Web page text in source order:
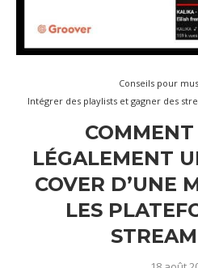
Conseils pour
Intégrer des playlists et gagner des
LÉGALEMENT
COVER D’UNE
LES